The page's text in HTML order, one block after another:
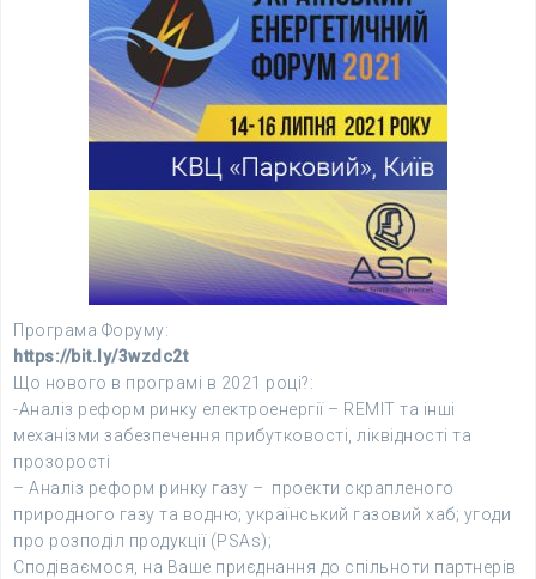
Програма Форуму:
https://bit.ly/3wzdc2t
Що нового в програмі в 2021 році?:
-Аналіз реформ ринку електроенергії – REMIT та інші
механізми забезпечення прибутковості, ліквідності та
прозорості
– Аналіз реформ ринку газу – проекти скрапленого
природного газу та водню; український газовий хаб; угоди
про розподіл продукції (PSAs);
Сподіваємося, на Ваше приєднання до спільноти партнерів